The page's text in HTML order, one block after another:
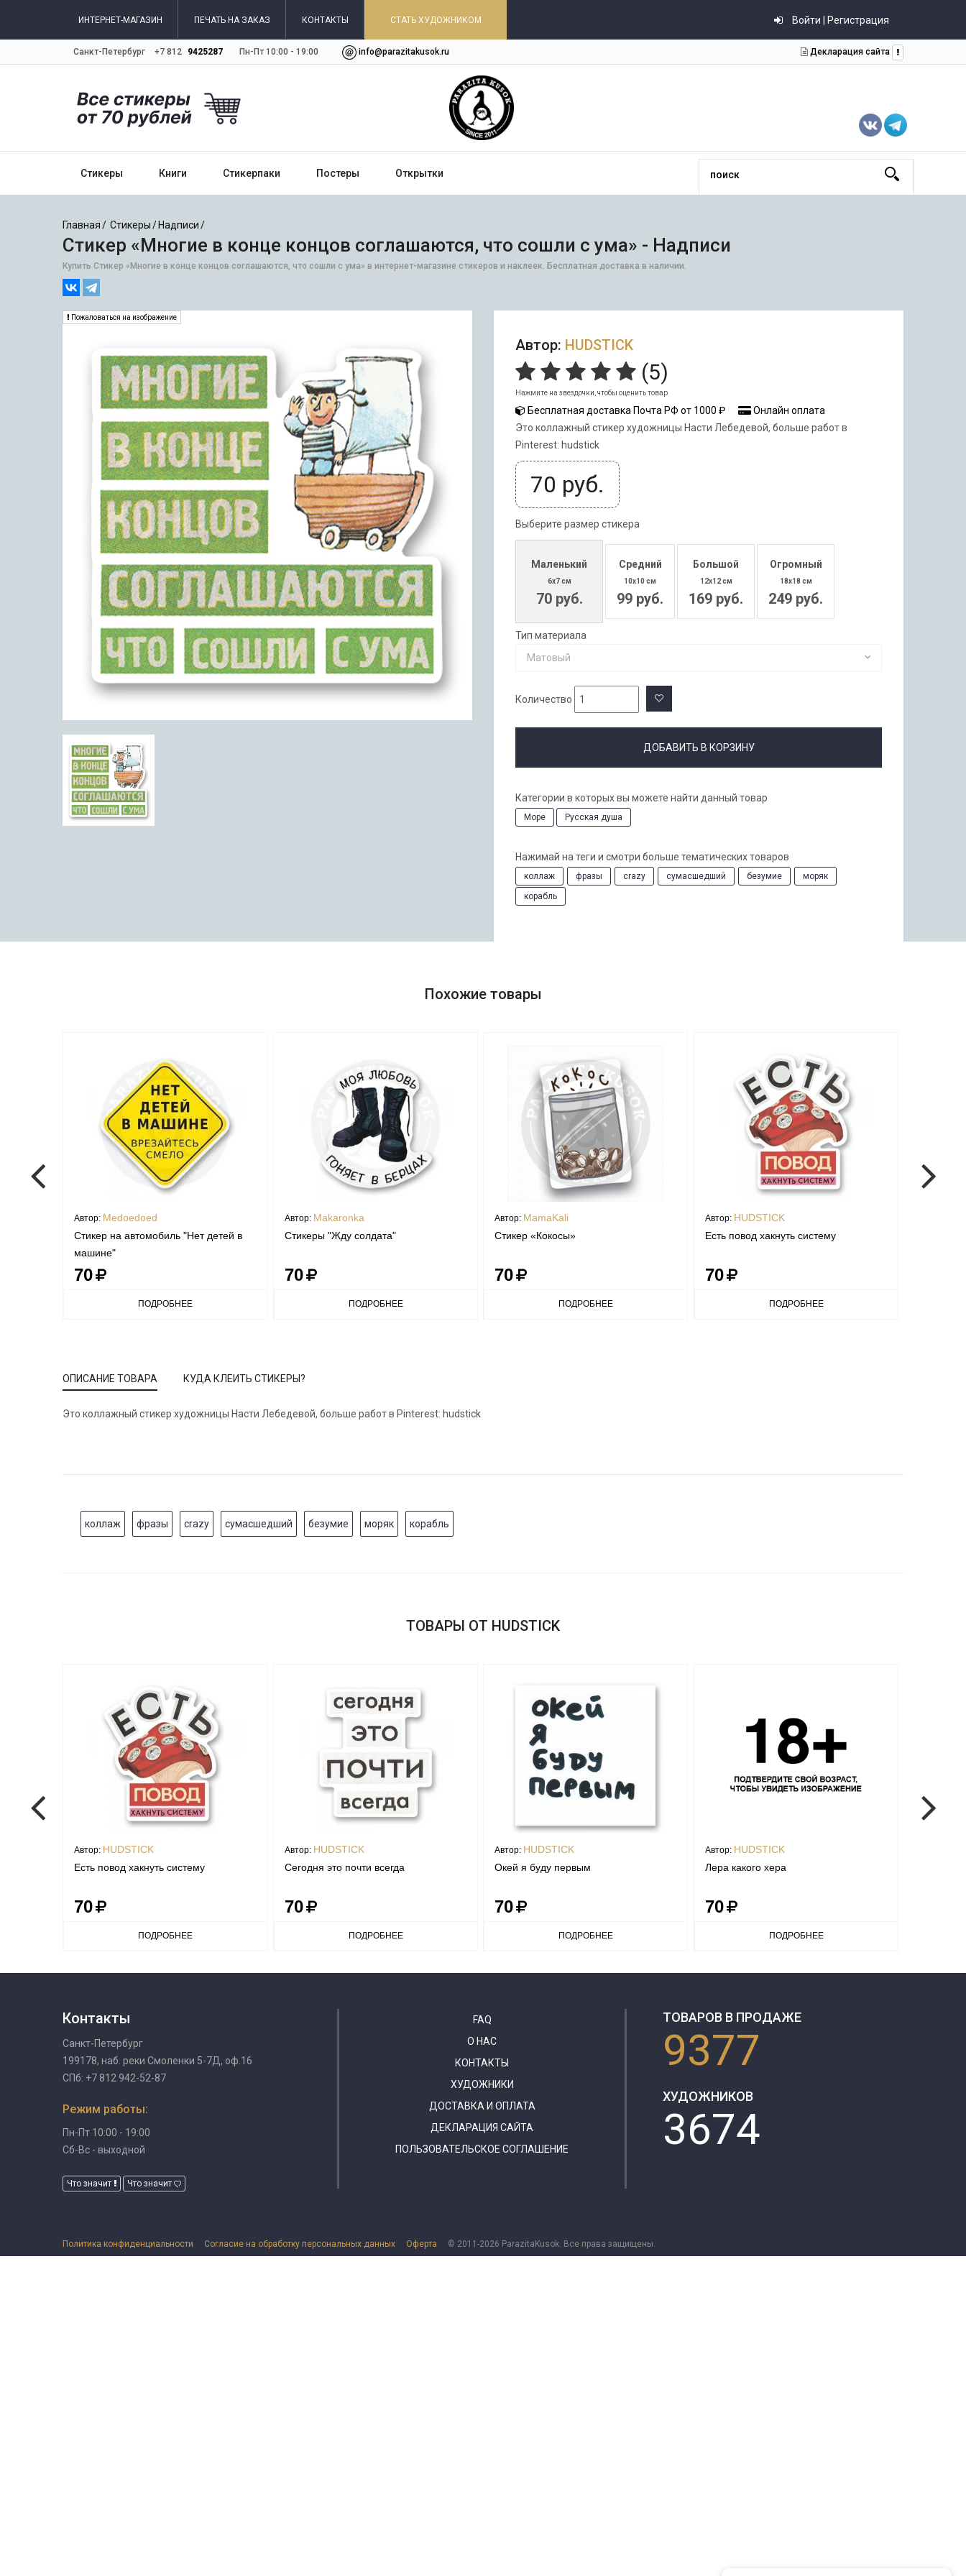
ИНТЕРНЕТ-МАГАЗИН ПЕЧАТЬ НА ЗАКАЗ КОНТАКТЫ СТАТЬ ХУДОЖНИКОМ Войти | Регистрация
Санкт-Петербург +7 812 9425287 Пн-Пт 10:00 - 19:00 info@parazitakusok.ru Декларация сайта
Стикеры Книги Стикерпаки Постеры Открытки
Главная Стикеры Надписи
Стикер «Многие в конце концов соглашаются, что сошли с ума» - Надписи
Купить Стикер «Многие в конце концов соглашаются, что сошли с ума» в интернет-магазине стикеров и наклеек. Бесплатная доставка в наличии.
Пожаловаться на изображение
Автор: HUDSTICK
(5)
Нажмите на звездочки, чтобы оценить товар
Бесплатная доставка Почта РФ от 1000 ₽
Онлайн оплата
Это коллажный стикер художницы Насти Лебедевой, больше работ в
Pinterest: hudstick
70 руб.
Выберите размер стикера
Маленький
6x7 см
70 руб.
Средний
10x10 см
99 руб.
Большой
12x12 см
169 руб.
Огромный
18x18 см
249 руб.
Тип материала
Матовый
Количество
ДОБАВИТЬ В КОРЗИНУ
Категории в которых вы можете найти данный товар
Море Русская душа
Нажимай на теги и смотри больше тематических товаров
коллаж фразы crazy сумасшедший безумие
моряк
корабль
Похожие товары
Автор: Medoedoed
Стикер на автомобиль "Нет детей в
машине"
70
ПОДРОБНЕЕ
Автор: Makaronka
Стикеры "Жду солдата"
70
ПОДРОБНЕЕ
Автор: MamaKali
Стикер «Кокосы»
70
ПОДРОБНЕЕ
Автор: HUDSTICK
Есть повод хакнуть систему
70
ПОДРОБНЕЕ
ОПИСАНИЕ ТОВАРА КУДА КЛЕИТЬ СТИКЕРЫ?
Это коллажный стикер художницы Насти Лебедевой, больше работ в Pinterest: hudstick
коллаж фразы crazy сумасшедший безумие моряк корабль
ТОВАРЫ ОТ HUDSTICK
Автор: HUDSTICK
Есть повод хакнуть систему
70
ПОДРОБНЕЕ
Автор: HUDSTICK
Сегодня это почти всегда
70
ПОДРОБНЕЕ
Автор: HUDSTICK
Окей я буду первым
70
ПОДРОБНЕЕ
Автор: HUDSTICK
Лера какого хера
70
ПОДРОБНЕЕ
Контакты
Санкт-Петербург
199178, наб. реки Смоленки 5-7Д, оф.16
СПб: +7 812 942-52-87
Режим работы:
Пн-Пт 10:00 - 19:00
Сб-Вс - выходной
Что значит Что значит
FAQ
О НАС
КОНТАКТЫ
ХУДОЖНИКИ
ДОСТАВКА И ОПЛАТА
ДЕКЛАРАЦИЯ САЙТА
ПОЛЬЗОВАТЕЛЬСКОЕ СОГЛАШЕНИЕ
ТОВАРОВ В ПРОДАЖЕ
9377
ХУДОЖНИКОВ
3674
Политика конфиденциальности Согласие на обработку персональных данных Оферта © 2011-2026 ParazitaKusok. Все права защищены.